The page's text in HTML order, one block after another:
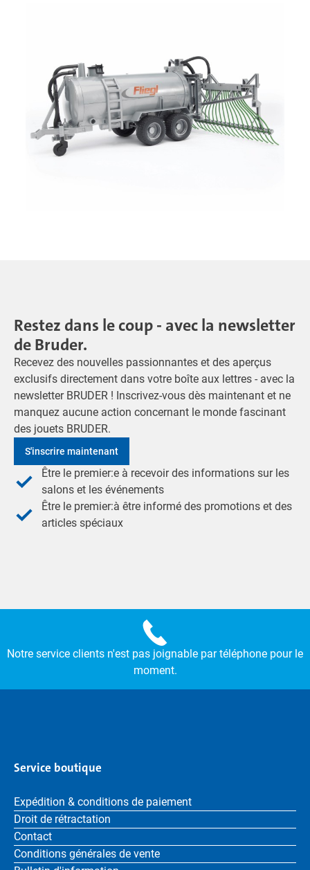
Restez dans le coup - avec la newsletter
de Bruder.
Recevez des nouvelles passionnantes et des aperçus
exclusifs directement dans votre boîte aux lettres - avec la
newsletter BRUDER ! Inscrivez-vous dès maintenant et ne
manquez aucune action concernant le monde fascinant
des jouets BRUDER.
S'inscrire maintenant
Être le premier:e à recevoir des informations sur les
salons et les événements
Être le premier:à être informé des promotions et des
articles spéciaux
Notre service clients n'est pas joignable par téléphone pour le
moment.
Service boutique
Expédition & conditions de paiement
Droit de rétractation
Contact
Conditions générales de vente